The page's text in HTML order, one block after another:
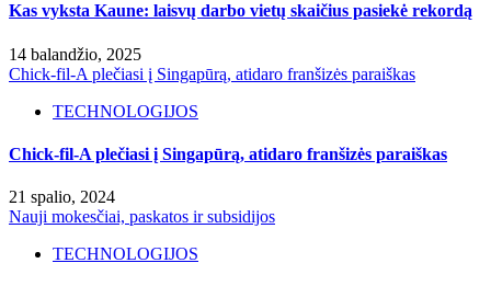
Kas vyksta Kaune: laisvų darbo vietų skaičius pasiekė rekordą
14 balandžio, 2025
Chick-fil-A plečiasi į Singapūrą, atidaro franšizės paraiškas
TECHNOLOGIJOS
Chick-fil-A plečiasi į Singapūrą, atidaro franšizės paraiškas
21 spalio, 2024
Nauji mokesčiai, paskatos ir subsidijos
TECHNOLOGIJOS